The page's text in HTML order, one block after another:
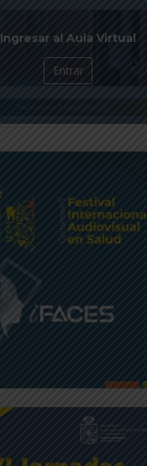
Ingresar al Aula Virtual
Entrar